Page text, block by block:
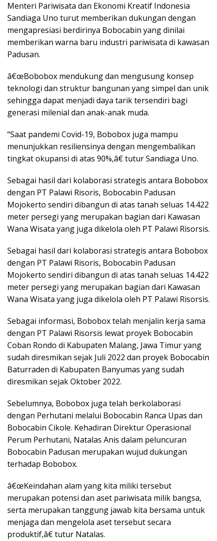
Menteri Pariwisata dan Ekonomi Kreatif Indonesia
Sandiaga Uno turut memberikan dukungan dengan
mengapresiasi berdirinya Bobocabin yang dinilai
memberikan warna baru industri pariwisata di kawasan
Padusan.
â€œBobobox mendukung dan mengusung konsep
teknologi dan struktur bangunan yang simpel dan unik
sehingga dapat menjadi daya tarik tersendiri bagi
generasi milenial dan anak-anak muda.
“Saat pandemi Covid-19, Bobobox juga mampu
menunjukkan resiliensinya dengan mengembalikan
tingkat okupansi di atas 90%,â€ tutur Sandiaga Uno.
Sebagai hasil dari kolaborasi strategis antara Bobobox
dengan PT Palawi Risoris, Bobocabin Padusan
Mojokerto sendiri dibangun di atas tanah seluas 14.422
meter persegi yang merupakan bagian dari Kawasan
Wana Wisata yang juga dikelola oleh PT Palawi Risorsis.
Sebagai hasil dari kolaborasi strategis antara Bobobox
dengan PT Palawi Risoris, Bobocabin Padusan
Mojokerto sendiri dibangun di atas tanah seluas 14.422
meter persegi yang merupakan bagian dari Kawasan
Wana Wisata yang juga dikelola oleh PT Palawi Risorsis.
Sebagai informasi, Bobobox telah menjalin kerja sama
dengan PT Palawi Risorsis lewat proyek Bobocabin
Coban Rondo di Kabupaten Malang, Jawa Timur yang
sudah diresmikan sejak Juli 2022 dan proyek Bobocabin
Baturraden di Kabupaten Banyumas yang sudah
diresmikan sejak Oktober 2022.
Sebelumnya, Bobobox juga telah berkolaborasi
dengan Perhutani melalui Bobocabin Ranca Upas dan
Bobocabin Cikole. Kehadiran Direktur Operasional
Perum Perhutani, Natalas Anis dalam peluncuran
Bobocabin Padusan merupakan wujud dukungan
terhadap Bobobox.
â€œKeindahan alam yang kita miliki tersebut
merupakan potensi dan aset pariwisata milik bangsa,
serta merupakan tanggung jawab kita bersama untuk
menjaga dan mengelola aset tersebut secara
produktif,â€ tutur Natalas.